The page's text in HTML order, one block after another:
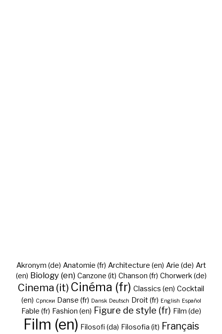
Akronym (de) Anatomie (fr) Architecture (en) Arie (de) Art
(en) Biology (en) Canzone (it) Chanson (fr) Chorwerk (de)
Cinema (it) Cinéma (fr) Classics (en) Cocktail
(en) Cрпски Danse (fr) Dansk Deutsch Droit (fr) English Español
Fable (fr) Fashion (en) Figure de style (fr) Film (de)
Film (en) Filosofi (da) Filosofia (it) Français